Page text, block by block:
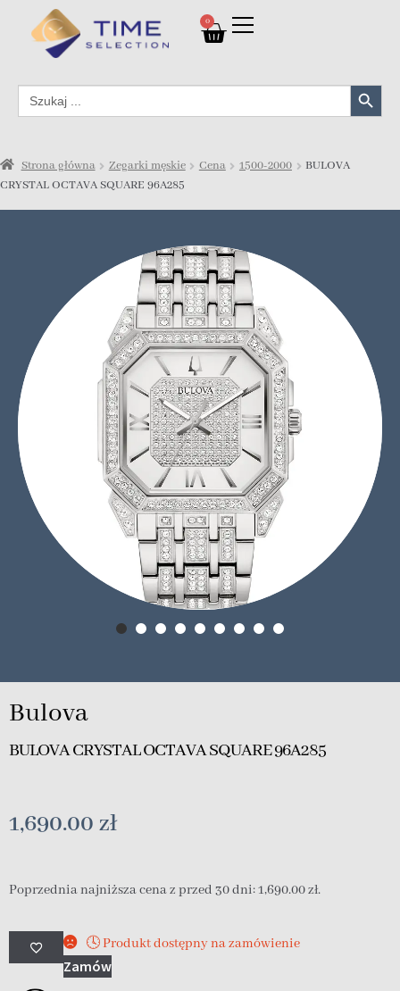
0
Search
for:
Search Button
Strona główna Zegarki męskie Cena 1500-2000
BULOVA
CRYSTAL OCTAVA SQUARE 96A285
Bulova
BULOVA CRYSTAL OCTAVA SQUARE 96A285
1,690.00 zł
Poprzednia najniższa cena z przed 30 dni:1,690.00zł.
🕓 Produkt dostępny na zamówienie
Zamów